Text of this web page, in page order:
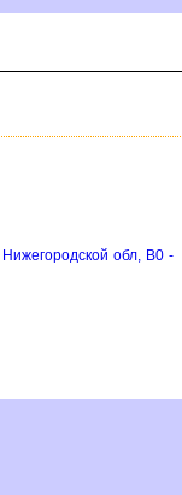
обл, B0 -